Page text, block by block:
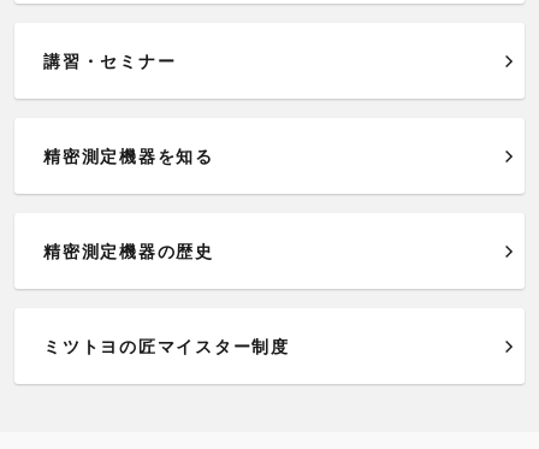
講習・セミナー
精密測定機器を知る
精密測定機器の歴史
ミツトヨの匠マイスター制度